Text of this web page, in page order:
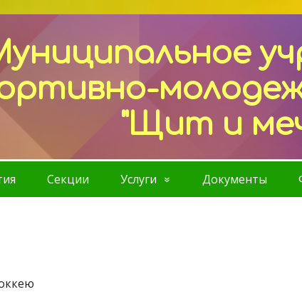
"Щит и
Секции Услуги Документы